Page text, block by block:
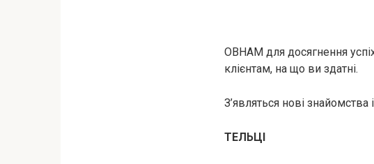
ОВНАМ для досягнення
клієнтам, на що ви здатні.
З’являться нові
ТЕЛЬЦІ